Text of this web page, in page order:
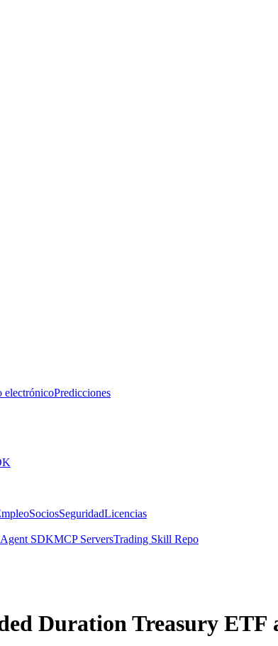
electrónicoPredicciones
SociosSeguridadLicencias
SDKMCP ServersTrading Skill Repo
Duration Treasury ETF